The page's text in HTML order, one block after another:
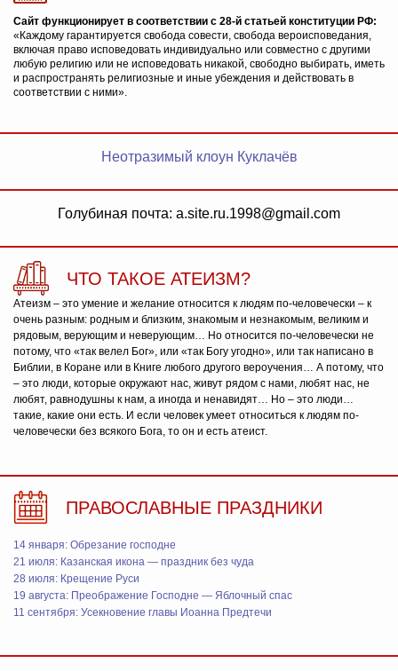
Сайт функционирует в соответствии с 28-й статьей конституции РФ:
«Каждому гарантируется свобода совести, свобода вероисповедания,
включая право исповедовать индивидуально или совместно с другими
любую религию или не исповедовать никакой, свободно выбирать, иметь
и распространять религиозные и иные убеждения и действовать в
соответствии с ними».
Неотразимый клоун Куклачёв
Голубиная почта: a.site.ru.1998@gmail.com
ЧТО ТАКОЕ АТЕИЗМ?
Атеизм – это умение и желание относится к людям по-человечески – к
очень разным: родным и близким, знакомым и незнакомым, великим и
рядовым, верующим и неверующим… Но относится по-человечески не
потому, что «так велел Бог», или «так Богу угодно», или так написано в
Библии, в Коране или в Книге любого другого вероучения… А потому, что
– это люди, которые окружают нас, живут рядом с нами, любят нас, не
любят, равнодушны к нам, а иногда и ненавидят… Но – это люди…
такие, какие они есть. И если человек умеет относиться к людям по-
человечески без всякого Бога, то он и есть атеист.
ПРАВОСЛАВНЫЕ ПРАЗДНИКИ
14 января: Обрезание господне
21 июля: Казанская икона — праздник без чуда
28 июля: Крещение Руси
19 августа: Преображение Господне — Яблочный спас
11 сентября: Усекновение главы Иоанна Предтечи